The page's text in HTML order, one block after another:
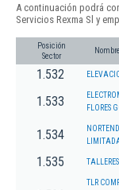
A continuación podrá
Servicios Rexma Sl y
Posición
Sector
1.532
1.533
FLORES
1.534
1.535
TLR